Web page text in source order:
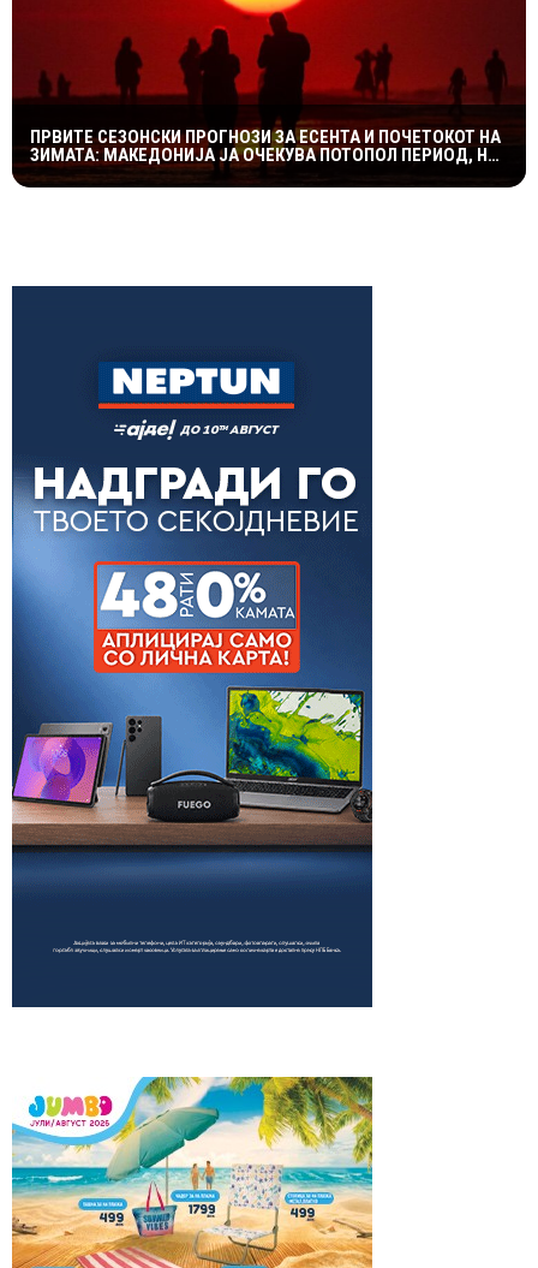
ПРВИТЕ СЕЗОНСКИ ПРОГНОЗИ ЗА ЕСЕНТА И ПОЧЕТОКОТ НА
ЗИМАТА: МАКЕДОНИЈА ЈА ОЧЕКУВА ПОТОПОЛ ПЕРИОД, НО
СО МОЖНИ НАГЛИ ВРЕМЕНСКИ ПРЕСВРТИ